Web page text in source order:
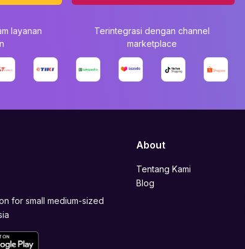
layanan
Terintegrasi dengan channel
marketplace
for small medium-sized
About
Tentang Kami
Blog